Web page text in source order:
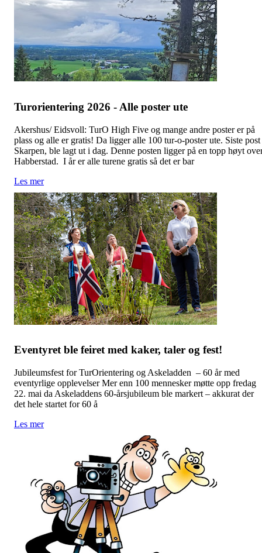
Turorientering 2026 - Alle poster ute
Akershus/ Eidsvoll: TurO High Five og mange andre poster er på
plass og alle er gratis! Da ligger alle 100 tur-o-poster ute. Siste post
Skarpen, ble lagt ut i dag. Denne posten ligger på en topp høyt
Habberstad. I år er alle turene gratis så det er bar
Les mer
Eventyret ble feiret med kaker, taler og fest!
Jubileumsfest for TurOrientering og Askeladden – 60 år med
eventyrlige opplevelser Mer enn 100 mennesker møtte opp fredag
22. mai da Askeladdens 60-årsjubileum ble markert – akkurat der
det hele startet for 60 å
Les mer